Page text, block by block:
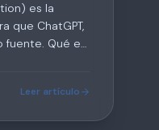
es la
que ChatGPT,
Qué es,
Leer artículo